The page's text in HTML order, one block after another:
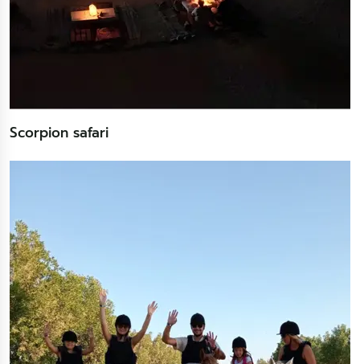
Scorpion safari